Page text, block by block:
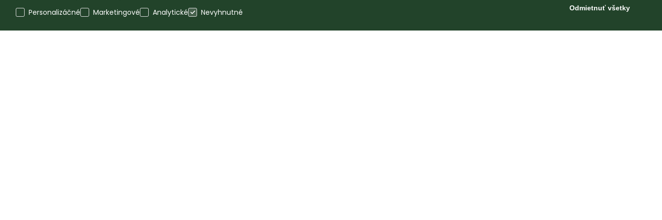
Personalizáčné
Marketingové Analytické Nevyhnutné Odmietnuť všetky